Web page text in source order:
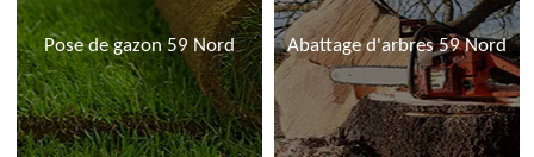
Pose de gazon 59 Nord Abattage d'arbres 59 Nord